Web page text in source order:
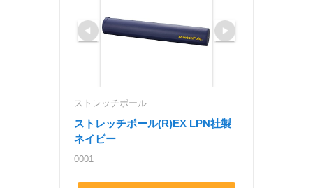
ストレッチポール
ストレッチポール(R)EX LPN社製
ネイビー
0001